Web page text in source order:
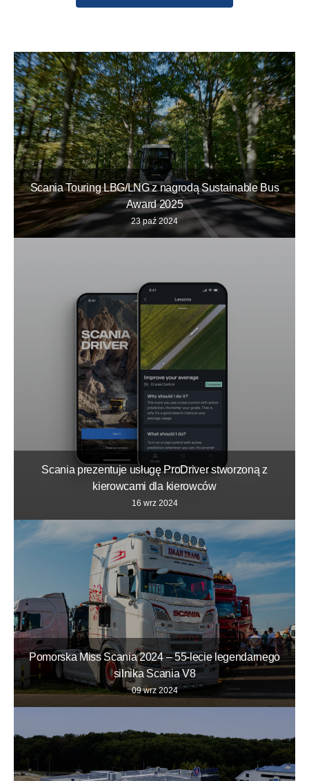
Scania Touring LBG/LNG z nagrodą Sustainable Bus
Award 2025
23 paź 2024
Scania prezentuje usługę ProDriver stworzoną z
kierowcami dla kierowców
16 wrz 2024
Pomorska Miss Scania 2024 – 55-lecie legendarnego
silnika Scania V8
09 wrz 2024